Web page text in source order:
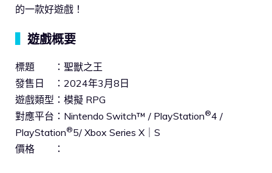
的一款好遊戲！
遊戲概要
標題 ：聖獸之王
發售日 ：2024年3月8日
遊戲類型：模擬 RPG
對應平台：Nintendo Switch™️ / PlayStation®4 /
PlayStation®5/ Xbox Series X｜S
價格 ：